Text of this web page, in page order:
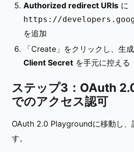
Authorized redirect URIs に
https://
を追加
「Create」をクリックし、生
Client Secret を手元に控える
ステップ3：OAuth
でのアクセス認可
OAuth 2.0 Playgroundに移動し、
す。